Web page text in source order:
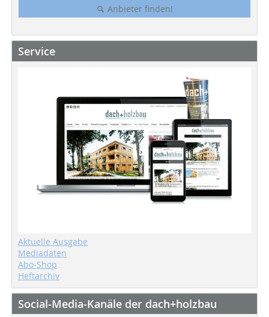
Anbieter finden!
Service
Aktuelle Ausgabe
Mediadaten
Abo-Shop
Heftarchiv
Social-Media-Kanäle der dach+holzbau